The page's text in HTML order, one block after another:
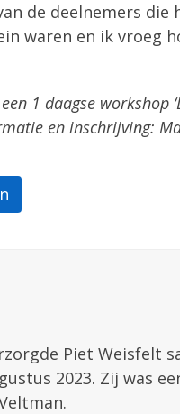
de deelnemers
waren en ik vroeg
1 daagse
en inschrijving:
Piet Weisfelt
2023. Zij was